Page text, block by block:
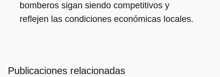
bomberos sigan siendo competitivos y
reflejen las condiciones económicas locales.
Publicaciones relacionadas